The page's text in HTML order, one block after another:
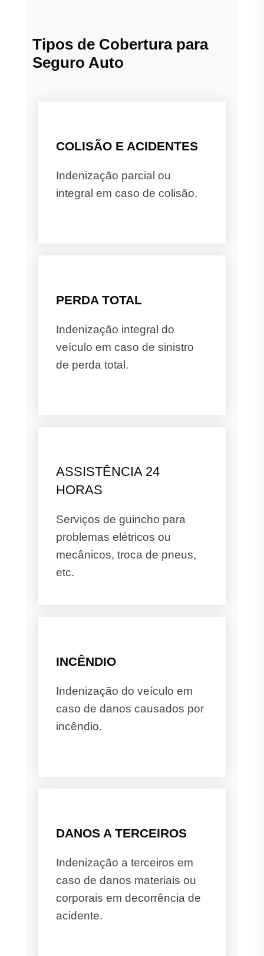
Tipos de Cobertura para
Seguro Auto
COLISÃO E ACIDENTES
Indenização parcial ou
integral em caso de colisão.
PERDA TOTAL
Indenização integral do
veículo em caso de sinistro
de perda total.
ASSISTÊNCIA 24
HORAS
Serviços de guincho para
problemas elétricos ou
mecânicos, troca de pneus,
etc.
INCÊNDIO
Indenização do veículo em
caso de danos causados por
incêndio.
DANOS A TERCEIROS
Indenização a terceiros em
caso de danos materiais ou
corporais em decorrência de
acidente.